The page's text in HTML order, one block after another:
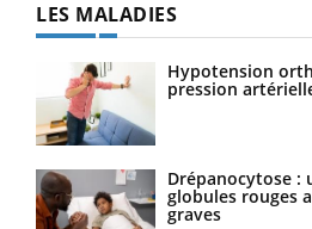
LES MALADIES
Hypotension
pression
Drépanocytose :
globules rouges
graves